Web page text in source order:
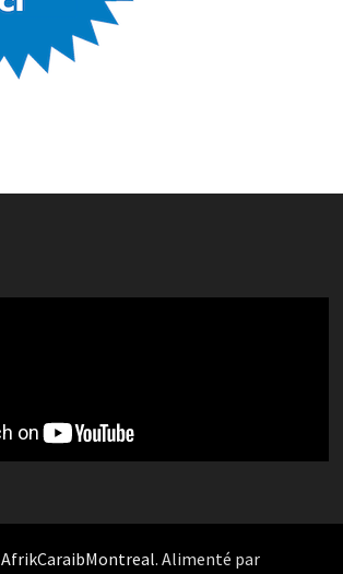
AfrikCaraibMontreal. Alimenté par